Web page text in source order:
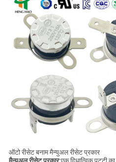
ऑटो रीसेट बनाम मैन्युअल रीसेट प्रकार